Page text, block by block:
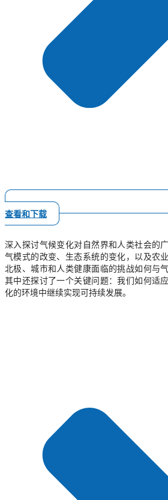
查看和下载
深入探讨气候变化对自然界和人类社会的
气模式的改变、生态系统的变化，以及农
北极、城市和人类健康面临的挑战如何与
其中还探讨了一个关键问题：我们如何适
化的环境中继续实现可持续发展。